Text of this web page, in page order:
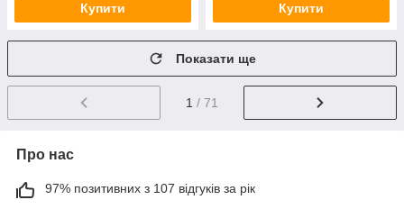
Купити Купити
Показати ще
1 / 71
Про нас
97% позитивних з 107 відгуків за рік